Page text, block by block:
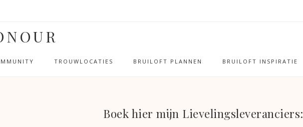
TROUWLOCATIES BRUILOFT PLANNEN BRUILOFT INSPIRATIE
Boek hier mijn Lievelingsleveranciers: